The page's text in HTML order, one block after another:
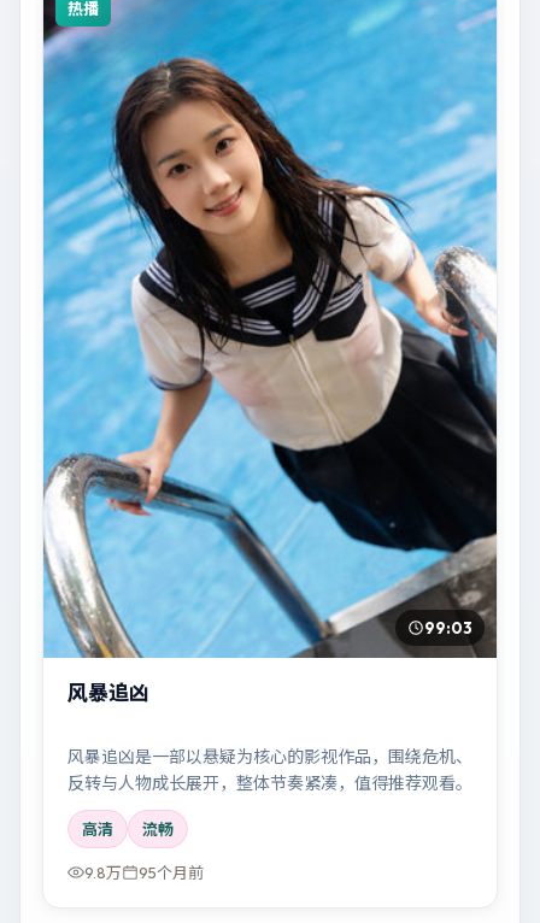
热播
99:03
风暴追凶
风暴追凶是一部以悬疑为核心的影视作品，围绕危机、
反转与人物成长展开，整体节奏紧凑，值得推荐观看。
高清 流畅
9.8万 95个月前